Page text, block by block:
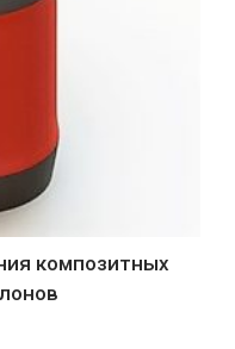
композитных